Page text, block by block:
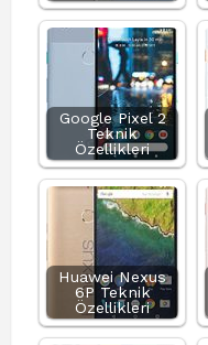
Google Pixel 2
Teknik
Özellikleri
Huawei Nexus
6P Teknik
Özellikleri